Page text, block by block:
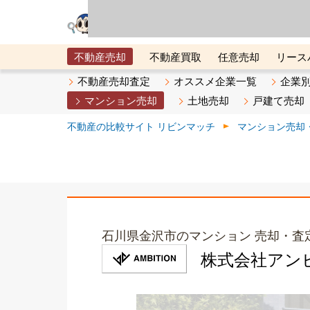
不動産売却 不動産買取 任意売却
リー
メタ住宅展示場
ベスト不動産カンパニー オ
不動産売却査定 オススメ企業一覧
企業
マンション売却
土地売却 戸建て売却
不動産の比較サイト リビンマッチ マンション売却
石川県金沢市のマンション 売却・査
株式会社アン